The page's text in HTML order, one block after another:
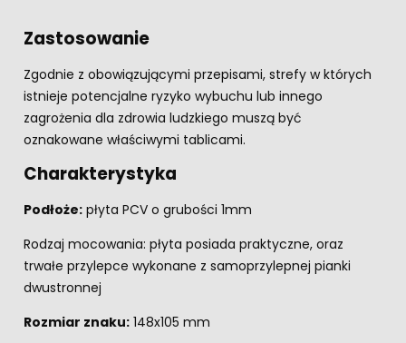
Zastosowanie
Zgodnie z obowiązującymi przepisami, strefy w których
istnieje potencjalne ryzyko wybuchu lub innego
zagrożenia dla zdrowia ludzkiego muszą być
oznakowane właściwymi tablicami.
Charakterystyka
Podłoże: płyta PCV o grubości 1mm
Rodzaj mocowania: płyta posiada praktyczne, oraz
trwałe przylepce wykonane z samoprzylepnej pianki
dwustronnej
Rozmiar znaku: 148x105 mm